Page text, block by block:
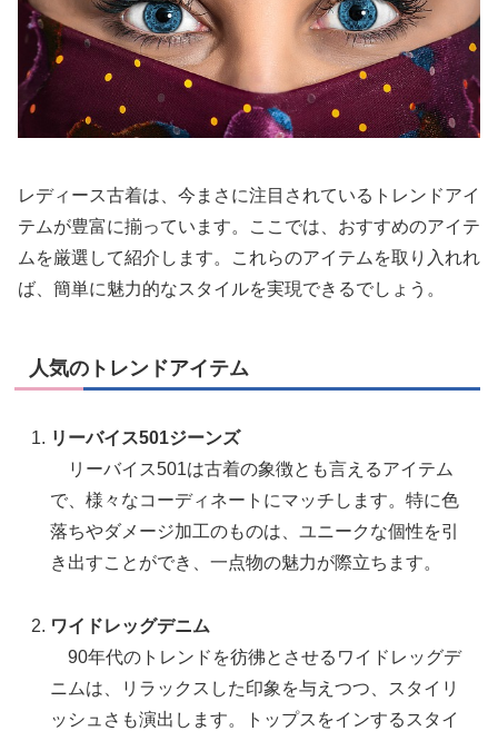
レディース古着は、今まさに注目されているトレンドアイ
テムが豊富に揃っています。ここでは、おすすめのアイテ
ムを厳選して紹介します。これらのアイテムを取り入れれ
ば、簡単に魅力的なスタイルを実現できるでしょう。
人気のトレンドアイテム
リーバイス501ジーンズ
リーバイス501は古着の象徴とも言えるアイテム
で、様々なコーディネートにマッチします。特に色
落ちやダメージ加工のものは、ユニークな個性を引
き出すことができ、一点物の魅力が際立ちます。
ワイドレッグデニム
90年代のトレンドを彷彿とさせるワイドレッグデ
ニムは、リラックスした印象を与えつつ、スタイリ
ッシュさも演出します。トップスをインするスタイ